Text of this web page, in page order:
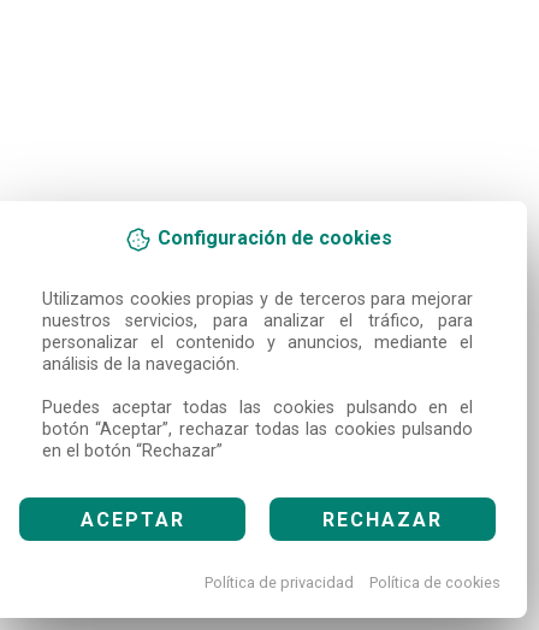
Configuración de cookies
Utilizamos cookies propias y de terceros para mejorar
nuestros servicios, para analizar el tráfico, para
personalizar el contenido y anuncios, mediante el
análisis de la navegación.
Puedes aceptar todas las cookies pulsando en el
botón “Aceptar”, rechazar todas las cookies pulsando
en el botón “Rechazar”
ACEPTAR RECHAZAR
Política de privacidad Política de cookies